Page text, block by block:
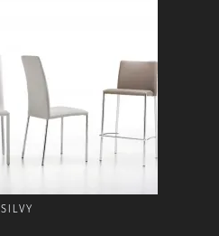
SILVY